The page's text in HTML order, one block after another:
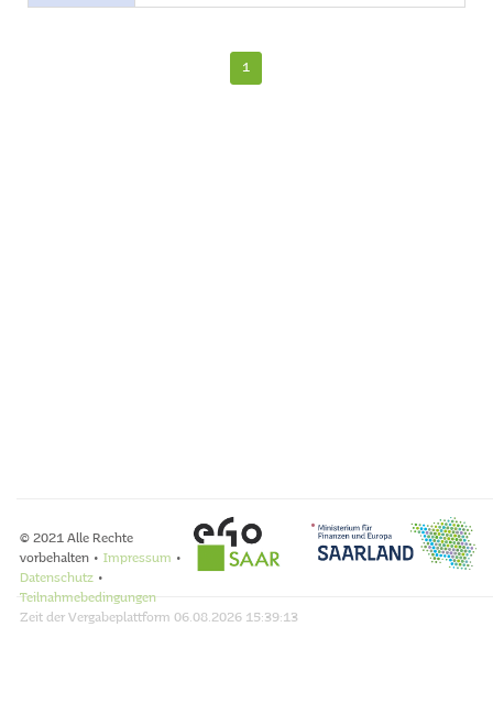
1
© 2021 Alle Rechte
vorbehalten • Impressum •
Datenschutz •
Teilnahmebedingungen
Zeit der Vergabeplattform 06.08.2026 15:39:13